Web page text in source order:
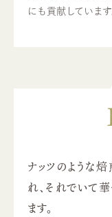
にも貢献しています
ナッツのような
れ、それでいて
ます。